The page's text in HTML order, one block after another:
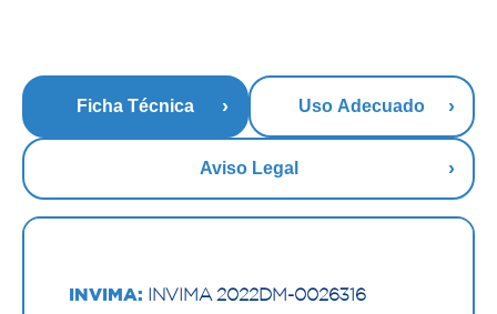
Ficha Técnica Uso Adecuado
Aviso Legal
INVIMA: INVIMA 2022DM-0026316